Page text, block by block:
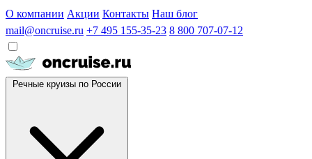
О компании Акции Контакты Наш блог
mail@oncruise.ru +7 495 155-35-23 8 800 707-07-12